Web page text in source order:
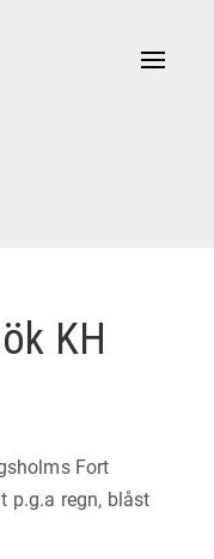
KH
Fort
p.g.a regn, blåst